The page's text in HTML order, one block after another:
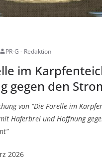
PR-G - Redaktion
im
gegen den
von “Die Forelle im
Haferbrei und Hoffnung
2026